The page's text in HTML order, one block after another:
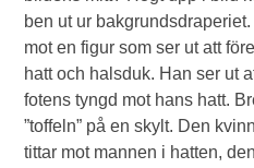
ben ut ur
mot en figur som ser ut att
hatt och halsduk. Han ser ut
fotens tyngd mot hans hatt.
”toffeln” på en skylt. Den
tittar mot mannen i hatten,